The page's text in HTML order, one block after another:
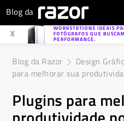
Blog da
X
WORKSTATIONS IDEAIS
FOTÓGRAFOS QUE
PERFORMANCE.
Blog da Razor Design
para melhorar sua
Plugins para